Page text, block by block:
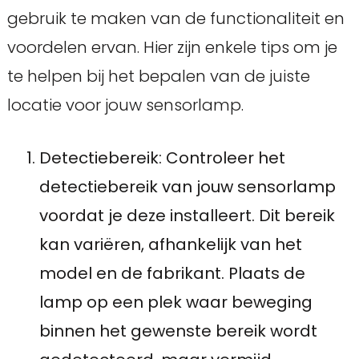
gebruik te maken van de functionaliteit en
voordelen ervan. Hier zijn enkele tips om je
te helpen bij het bepalen van de juiste
locatie voor jouw sensorlamp.
Detectiebereik: Controleer het
detectiebereik van jouw sensorlamp
voordat je deze installeert. Dit bereik
kan variëren, afhankelijk van het
model en de fabrikant. Plaats de
lamp op een plek waar beweging
binnen het gewenste bereik wordt